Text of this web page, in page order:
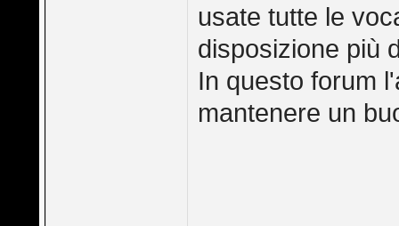
usate tutte le
disposizione più
In questo forum
mantenere un